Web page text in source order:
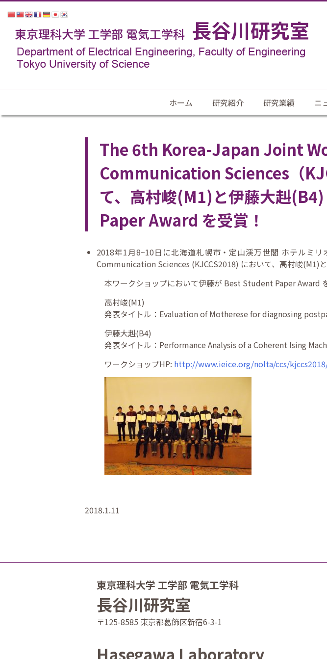
ホーム 研究紹介 研究業績 ニ
The 6th Korea-Japan Joint
Communication Sciences（
て、高村峻(M1)と伊藤大赳
Paper Award を受賞！
2018年1月8~10日に北海道札幌市・定山渓万世閣 ホテルミ
Communication Sciences (KJCCS2018) において、高村峻(M1)
本ワークショップにおいて伊藤が Best Student Paper Award
高村峻(M1)
発表タイトル：Evaluation of Motherese for diagnosing
伊藤大赳(B4)
発表タイトル：Performance Analysis of a Coherent Ising
ワークショップHP: http://www.ieice.org/nolta/ccs/
2018.1.11
東京理科大学 工学部 電気工学科
長谷川研究室
〒125-8585 東京都葛飾区新宿6-3-1
Hasegawa Laboratory